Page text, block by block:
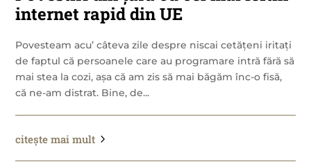
internet rapid din UE
Povesteam acu’ câteva zile despre niscai cetățeni iritați
de faptul că persoanele care au programare intră fără să
mai stea la cozi, așa că am zis să mai băgăm înc-o fisă,
că ne-am distrat. Bine, de...
citește mai mult